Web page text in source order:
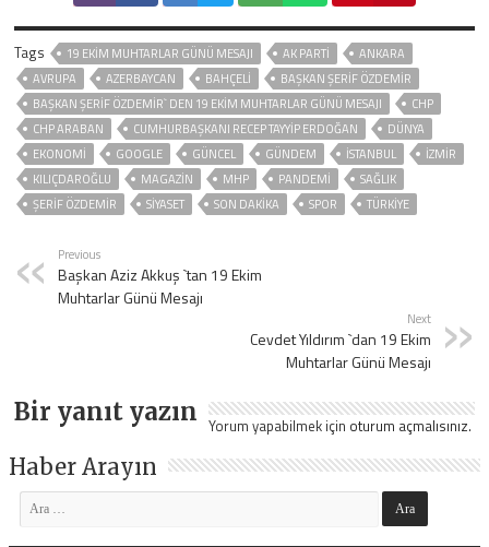
Tags 19 EKIM MUHTARLAR GÜNÜ MESAJI AK PARTİ
ANKARA
AVRUPA
AZERBAYCAN BAHÇELİ
BAŞKAN ŞERİF ÖZDEMİR
BAŞKAN ŞERIF ÖZDEMIR` DEN 19 EKIM MUHTARLAR GÜNÜ MESAJI
CHP
CHP ARABAN
CUMHURBAŞKANI RECEP TAYYIP ERDOĞAN
DÜNYA
EKONOMİ
GOOGLE GÜNCEL GÜNDEM ISTANBUL
İZMIR
KILIÇDAROĞLU
MAGAZİN MHP PANDEMİ
SAĞLIK
ŞERIF ÖZDEMIR
SİYASET SON DAKIKA SPOR TÜRKİYE
Previous
Başkan Aziz Akkuş `tan 19 Ekim
Muhtarlar Günü Mesajı
Next
Cevdet Yıldırım `dan 19 Ekim
Muhtarlar Günü Mesajı
Bir yanıt yazın Yorum yapabilmek için oturum açmalısınız.
Haber Arayın